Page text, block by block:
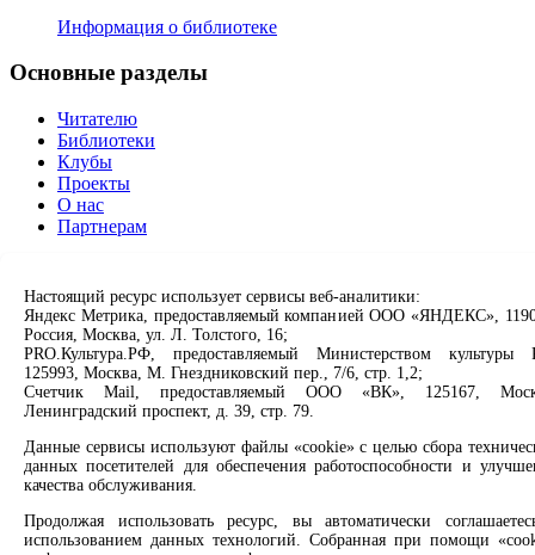
Информация о библиотеке
Основные разделы
Читателю
Библиотеки
Клубы
Проекты
О нас
Партнерам
Продлить книгу
Спроси библиотекаря
Спроси краеведа
Оцените качество услуг
Направить обращение директору
Соцсети
Вконтакте
Одноклассники
Max
Настоящий ресурс использует сервисы веб-аналитики:
Яндекс Метрика, предоставляемый компанией ООО «ЯНДЕКС»,
Россия, Москва, ул. Л. Толстого, 16;
PRO.Культура.РФ, предоставляемый Министерством культуры
125993, Москва, М. Гнездниковский пер., 7/6, стр. 1,2;
Счетчик Mail, предоставляемый ООО «ВК», 125167,
Ленинградский проспект, д. 39, стр. 79.
Данные сервисы используют файлы «cookie» с целью сбора
данных посетителей для обеспечения работоспособности и
качества обслуживания.
Продолжая использовать ресурс, вы автоматически
использованием данных технологий. Собранная при помощи